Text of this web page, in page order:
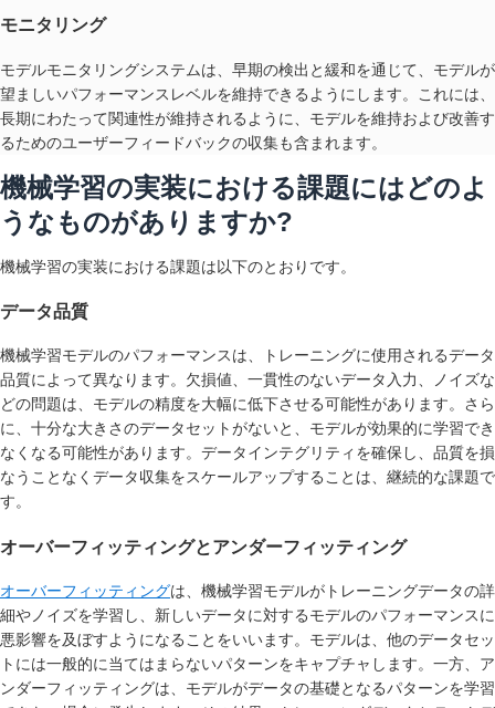
モニタリング
モデルモニタリングシステムは、早期の検出と緩和を通じて、モデルが
望ましいパフォーマンスレベルを維持できるようにします。これには、
長期にわたって関連性が維持されるように、モデルを維持および改善す
るためのユーザーフィードバックの収集も含まれます。
機械学習の実装における課題にはどのよ
うなものがありますか?
機械学習の実装における課題は以下のとおりです。
データ品質
機械学習モデルのパフォーマンスは、トレーニングに使用されるデータ
品質によって異なります。欠損値、一貫性のないデータ入力、ノイズな
どの問題は、モデルの精度を大幅に低下させる可能性があります。さら
に、十分な大きさのデータセットがないと、モデルが効果的に学習でき
なくなる可能性があります。データインテグリティを確保し、品質を損
なうことなくデータ収集をスケールアップすることは、継続的な課題で
す。
オーバーフィッティングとアンダーフィッティング
オーバーフィッティングは、機械学習モデルがトレーニングデータの詳
細やノイズを学習し、新しいデータに対するモデルのパフォーマンスに
悪影響を及ぼすようになることをいいます。モデルは、他のデータセッ
トには一般的に当てはまらないパターンをキャプチャします。一方、ア
ンダーフィッティングは、モデルがデータの基礎となるパターンを学習